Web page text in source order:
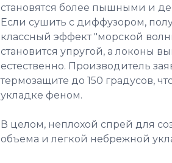
становятся более пышными и
Если сушить с диффузором,
классный эффект "морской
становится упругой, а локоны
естественно. Производитель
термозащите до 150 градусов,
укладке феном.
В целом, неплохой спрей для
объема и легкой небрежной